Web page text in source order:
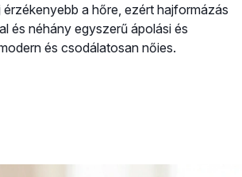
a hőre, ezért hajformázás
és néhány egyszerű ápolási és
és csodálatosan nőies.